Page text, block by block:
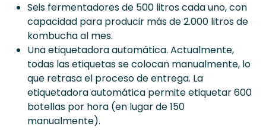
Seis fermentadores de 500 litros cada uno, con
capacidad para producir más de 2.000 litros de
kombucha al mes.
Una etiquetadora automática. Actualmente,
todas las etiquetas se colocan manualmente, lo
que retrasa el proceso de entrega. La
etiquetadora automática permite etiquetar 600
botellas por hora (en lugar de 150
manualmente).